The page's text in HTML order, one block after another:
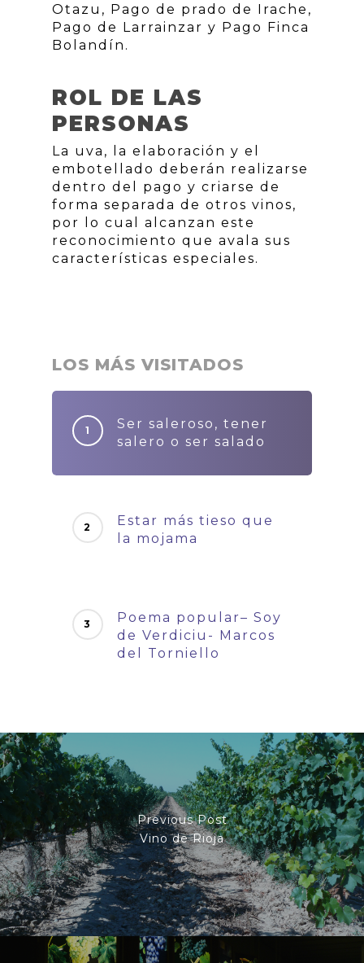
Otazu, Pago de prado de Irache,
Pago de Larrainzar y Pago Finca
Bolandín.
ROL DE LAS
PERSONAS
La uva, la elaboración y el
embotellado deberán realizarse
dentro del pago y criarse de
forma separada de otros vinos,
por lo cual alcanzan este
reconocimiento que avala sus
características especiales.
LOS MÁS VISITADOS
Ser saleroso, tener
salero o ser salado
Estar más tieso que
la mojama
Poema popular– Soy
de Verdiciu- Marcos
del Torniello
Previous Post
Vino de Rioja